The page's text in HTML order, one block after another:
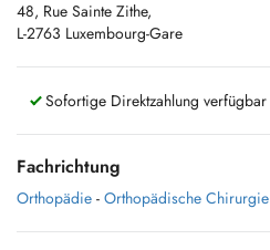
48, Rue Sainte Zithe,
L-2763 Luxembourg-Gare
Sofortige Direktzahlung verfügbar
Fachrichtung
Orthopädie - Orthopädische Chirurgie